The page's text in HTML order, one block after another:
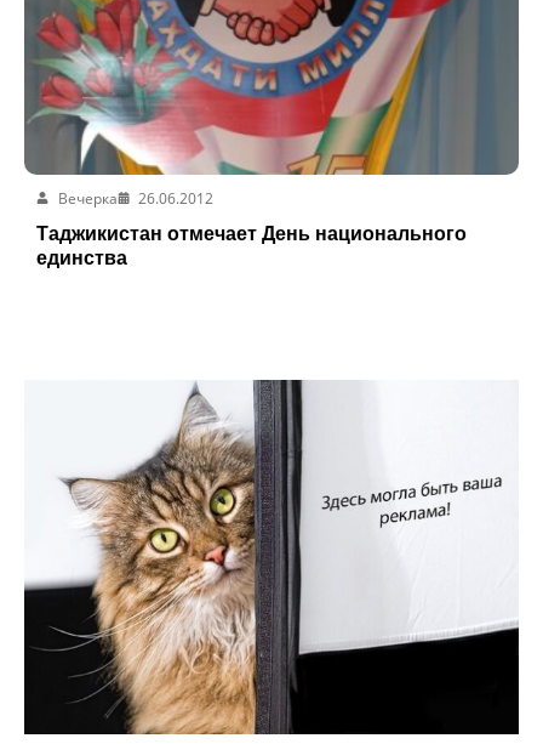
Вечерка
26.06.2012
Таджикистан отмечает День национального
единства